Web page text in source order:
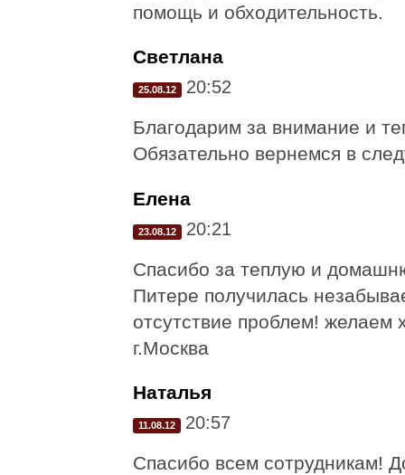
помощь и обходительность.
Светлана
25.08.12 20:52
Благодарим за внимание и
Обязательно вернемся в
Елена
23.08.12 20:21
Спасибо за теплую и
Питере получилась
отсутствие проблем!
г.Москва
Наталья
11.08.12 20:57
Спасибо всем сотрудникам!